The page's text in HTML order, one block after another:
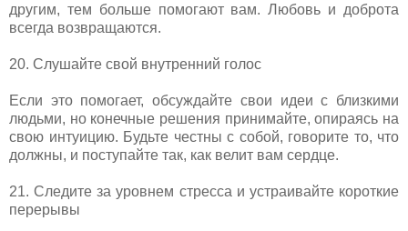
другим, тем больше помогают вам. Любовь и доброта
всегда возвращаются.
20. Слушайте свой внутренний голос
Если это помогает, обсуждайте свои идеи с близкими
людьми, но конечные решения принимайте, опираясь на
свою интуицию. Будьте честны с собой, говорите то, что
должны, и поступайте так, как велит вам сердце.
21. Следите за уровнем стресса и устраивайте короткие
перерывы